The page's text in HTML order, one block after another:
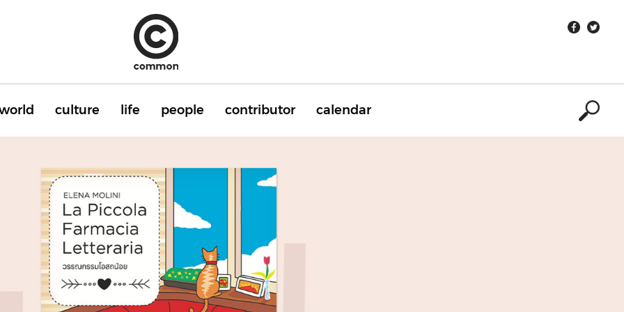
culture life people contributor calendar